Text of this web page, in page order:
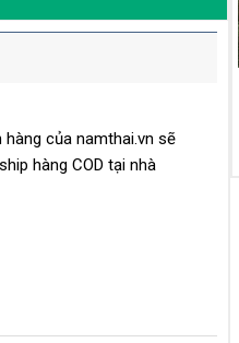
của namthai.vn sẽ
hàng COD tại nhà